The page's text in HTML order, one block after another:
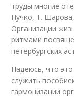
труды многие
Пучко, Т.
Организации
ритмами
петербургских
Надеюсь, что
служить
гармонизации